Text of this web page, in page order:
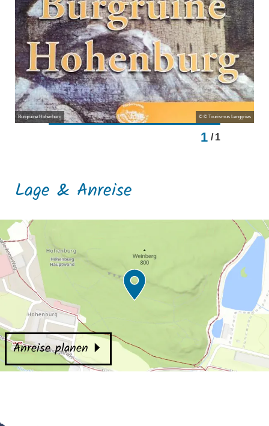
© © Tourismus Lenggries
Burgruine Hohenburg
1 / 1
Lage & Anreise
Anreise planen